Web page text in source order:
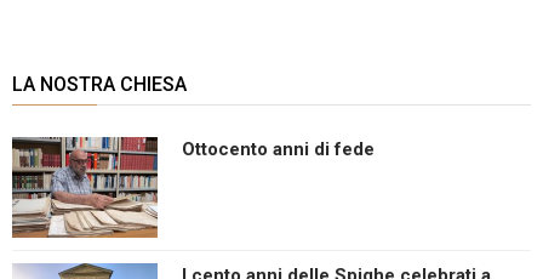
LA NOSTRA CHIESA
Ottocento anni di fede